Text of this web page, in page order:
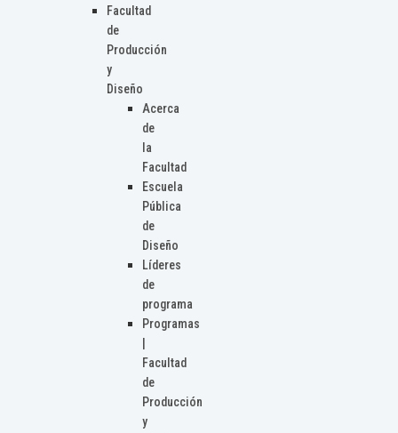
Facultad
de
Producción
y
Diseño
Acerca
de
la
Facultad
Escuela
Pública
de
Diseño
Líderes
de
programa
Programas
Facultad
de
Producción
y